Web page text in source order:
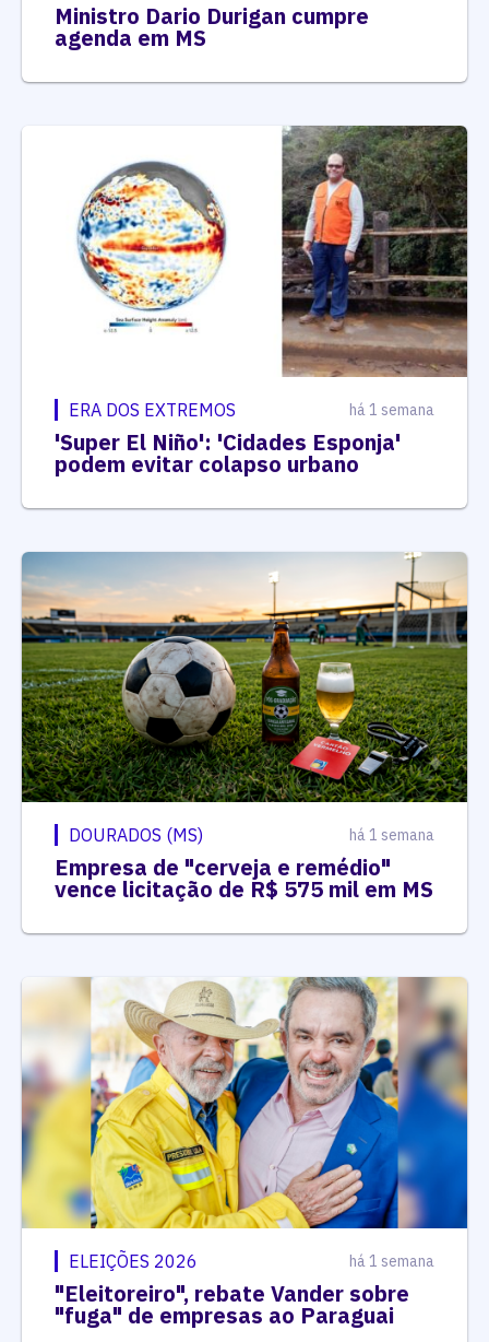
Ministro Dario Durigan cumpre
agenda em MS
ERA DOS EXTREMOS há 1 semana
'Super El Niño': 'Cidades Esponja'
podem evitar colapso urbano
DOURADOS (MS) há 1 semana
Empresa de "cerveja e remédio"
vence licitação de R$ 575 mil em MS
ELEIÇÕES 2026 há 1 semana
"Eleitoreiro", rebate Vander sobre
"fuga" de empresas ao Paraguai